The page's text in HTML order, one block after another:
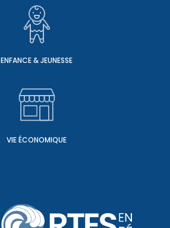
ENFANCE & JEUNESSE
VIE ÉCONOMIQUE